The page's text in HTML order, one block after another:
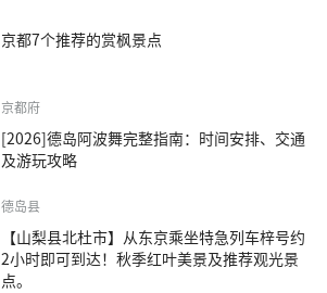
京都7个推荐的赏枫景点
京都府
[2026]德岛阿波舞完整指南：时间安排、交通
及游玩攻略
德岛县
【山梨县北杜市】从东京乘坐特急列车梓号约
2小时即可到达！秋季红叶美景及推荐观光景
点。